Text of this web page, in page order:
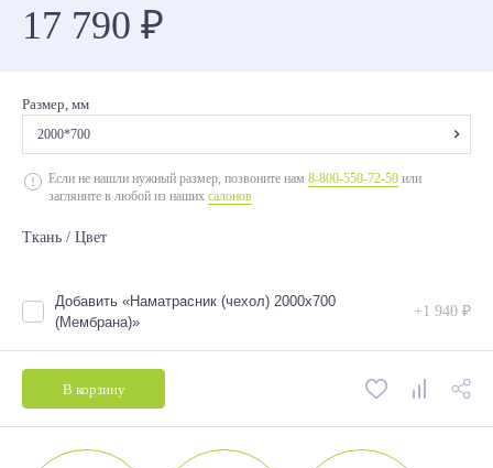
17 790 ₽
Размер, мм
2000*700
2000*700
2000*900
2000*1400
2000*1600
2000*1800
Если не нашли нужный размер, позвоните нам 8-800-550-72-50 или
загляните в любой из наших салонов
Ткань / Цвет
Добавить «Наматрасник (чехол) 2000х700
(Мембрана)»
+1 940 ₽
В корзину